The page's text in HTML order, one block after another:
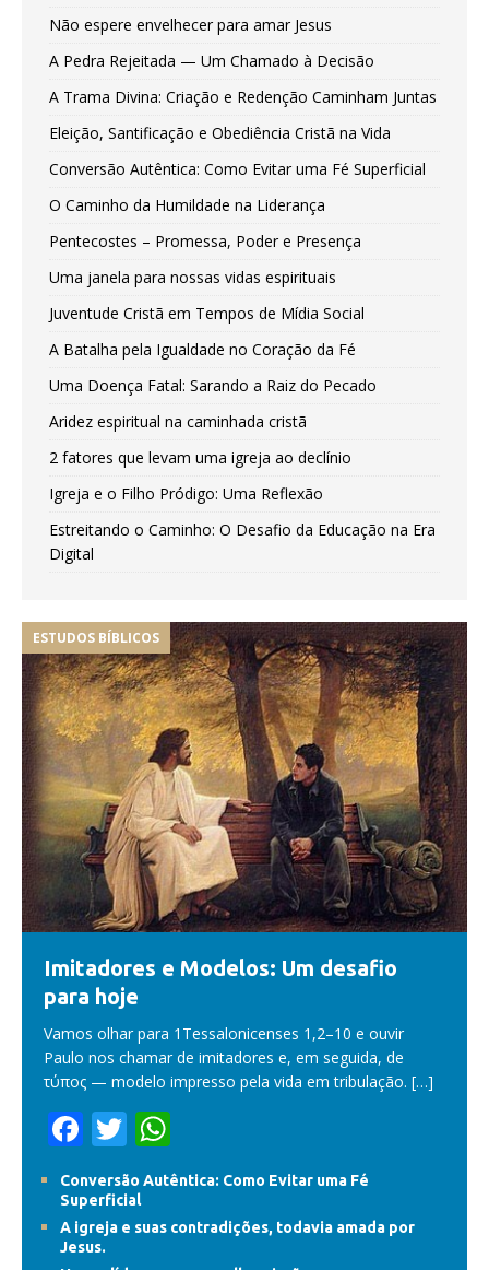
Não espere envelhecer para amar Jesus
A Pedra Rejeitada — Um Chamado à Decisão
A Trama Divina: Criação e Redenção Caminham Juntas
Eleição, Santificação e Obediência Cristã na Vida
Conversão Autêntica: Como Evitar uma Fé Superficial
O Caminho da Humildade na Liderança
Pentecostes – Promessa, Poder e Presença
Uma janela para nossas vidas espirituais
Juventude Cristã em Tempos de Mídia Social
A Batalha pela Igualdade no Coração da Fé
Uma Doença Fatal: Sarando a Raiz do Pecado
Aridez espiritual na caminhada cristã
2 fatores que levam uma igreja ao declínio
Igreja e o Filho Pródigo: Uma Reflexão
Estreitando o Caminho: O Desafio da Educação na Era
Digital
ESTUDOS BÍBLICOS
Imitadores e Modelos: Um desafio
para hoje
Vamos olhar para 1Tessalonicenses 1,2–10 e ouvir
Paulo nos chamar de imitadores e, em seguida, de
τύπος — modelo impresso pela vida em tribulação. […]
F
e
b
T
w
itt
er
h
at
s
Conversão Autêntica: Como Evitar uma Fé
Superficial
A igreja e suas contradições, todavia amada por
Jesus.